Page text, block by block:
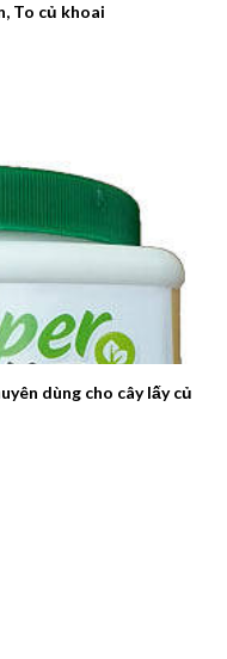
To củ khoai
dùng cho cây lấy củ